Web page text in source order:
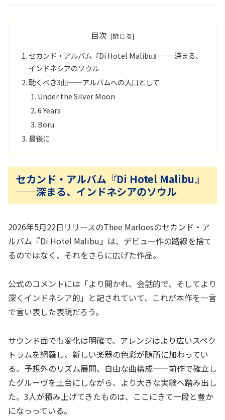
目次
セカンド・アルバム『Di Hotel Malibu』——深まる、
インドネシアのソウル
聴くべき3曲——アルバムへの入口として
Under the Silver Moon
6 Years
Boru
最後に
セカンド・アルバム『Di Hotel Malibu』
——深まる、インドネシアのソウル
2026年5月22日リリースのThee Marloesのセカンド・ア
ルバム『Di Hotel Malibu』は、デビュー作の路線を捨て
るのではなく、それをさらに広げた作品。
公式のコメントには「より開かれ、会話的で、そしてより
深くインドネシア的」と記されていて、これが本作を一言
で言い表した表現だろう。
サウンド面でも変化は明確で、アレンジはより広いスペク
トラムを網羅し、新しい楽器の色彩が随所に加わってい
る。予想外のリズム展開、自由な曲構成——前作で確立し
たグルーヴを土台にしながら、より大きな実験へ踏み出し
た。3人が積み上げてきたものは、ここにきて一段と豊か
になっっている。